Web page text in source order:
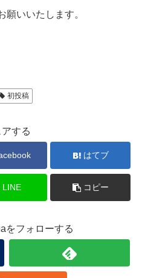
願いいたします。
初投稿
アする
はてブ
LINE コピー
をフォローする